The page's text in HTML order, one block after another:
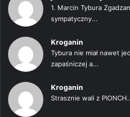
1. Marcin Tybura
sympatyczny...
Kroganin
Tybura nie miał nawet
zapaśniczej a...
Kroganin
Strasznie wali z